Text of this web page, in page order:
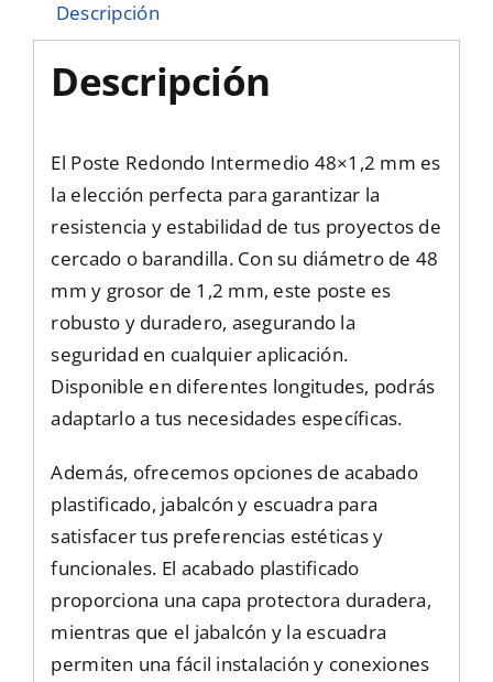
Descripción
Descripción
El Poste Redondo Intermedio 48×1,2 mm es
la elección perfecta para garantizar la
resistencia y estabilidad de tus proyectos de
cercado o barandilla. Con su diámetro de 48
mm y grosor de 1,2 mm, este poste es
robusto y duradero, asegurando la
seguridad en cualquier aplicación.
Disponible en diferentes longitudes, podrás
adaptarlo a tus necesidades específicas.
Además, ofrecemos opciones de acabado
plastificado, jabalcón y escuadra para
satisfacer tus preferencias estéticas y
funcionales. El acabado plastificado
proporciona una capa protectora duradera,
mientras que el jabalcón y la escuadra
permiten una fácil instalación y conexiones